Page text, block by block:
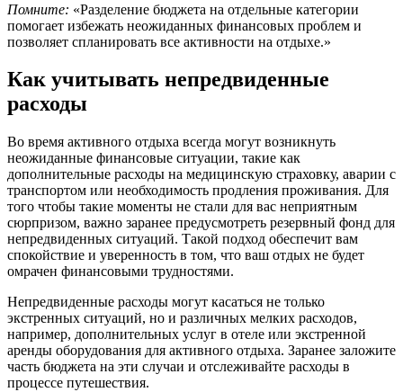
Помните: «Разделение бюджета на отдельные категории
помогает избежать неожиданных финансовых проблем и
позволяет спланировать все активности на отдыхе.»
Как учитывать непредвиденные
расходы
Во время активного отдыха всегда могут возникнуть
неожиданные финансовые ситуации, такие как
дополнительные расходы на медицинскую страховку, аварии с
транспортом или необходимость продления проживания. Для
того чтобы такие моменты не стали для вас неприятным
сюрпризом, важно заранее предусмотреть резервный фонд для
непредвиденных ситуаций. Такой подход обеспечит вам
спокойствие и уверенность в том, что ваш отдых не будет
омрачен финансовыми трудностями.
Непредвиденные расходы могут касаться не только
экстренных ситуаций, но и различных мелких расходов,
например, дополнительных услуг в отеле или экстренной
аренды оборудования для активного отдыха. Заранее заложите
часть бюджета на эти случаи и отслеживайте расходы в
процессе путешествия.